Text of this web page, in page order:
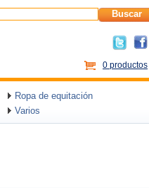
Buscar
0 productos
Ropa de equitación
Varios